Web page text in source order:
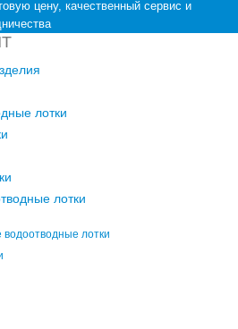
цену, качественный сервис и
лотки
лотки
лотки